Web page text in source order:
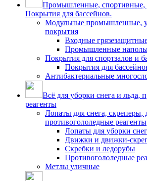
Промышленные, спортивные,
Покрытия для бассейнов.
Модульные промышленные,
покрытия
Входные
Промышленные
Покрытия для спортзалов и
Покрытия для
Антибактериальные
Всё для уборки снега и льда,
реагенты
Лопаты для снега,
противогололедные реагенты
Лопаты для уборки
Движки и движки-
Скребки и ледорубы
Противогололедные
Метлы уличные